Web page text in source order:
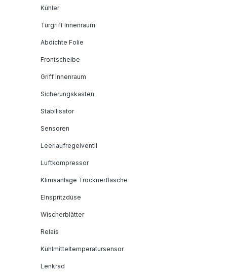
Kühler
Türgriff Innenraum
Abdichte Folie
Frontscheibe
Griff Innenraum
Sicherungskasten
Stabilisator
Sensoren
Leerlaufregelventil
Luftkompressor
Klimaanlage Trocknerflasche
EInspritzdüse
Wischerblätter
Relais
Kühlmitteltemperatursensor
Lenkrad